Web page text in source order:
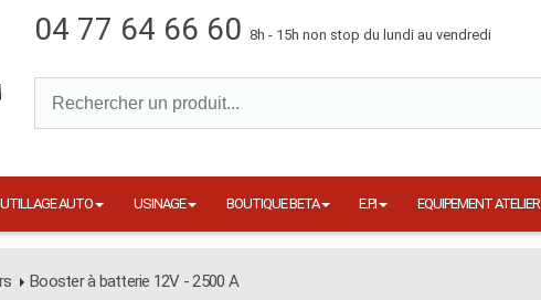
04 77 64 66 60 8h - 15h non stop du lundi au vendredi
AUTO USINAGE BOUTIQUE BETA E.P.I EQUIPEMENT ATELIER
Booster à batterie 12V - 2500 A